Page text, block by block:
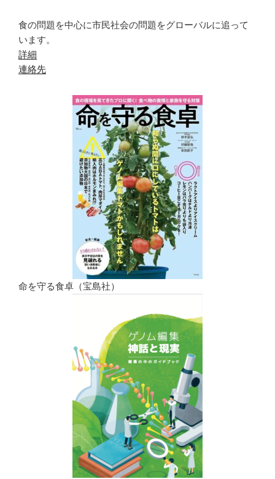
食の問題を中心に市民社会の問題をグローバルに追って
います。
詳細
連絡先
命を守る食卓（宝島社）